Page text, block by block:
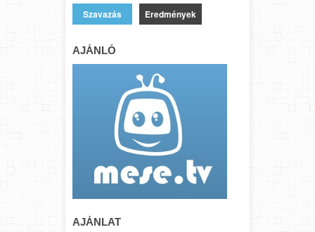
Eredmények
AJÁNLÓ
AJÁNLAT